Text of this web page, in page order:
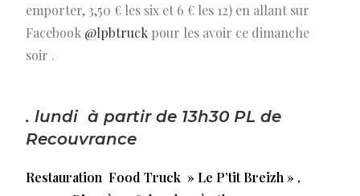
emporter, 3,50 € les six et 6 € les 12) en allant sur
Facebook @lpbtruck pour les avoir ce dimanche
soir .
. lundi à partir de 13h30 PL de
Recouvrance
Restauration Food Truck » Le P’tit Breizh » ,